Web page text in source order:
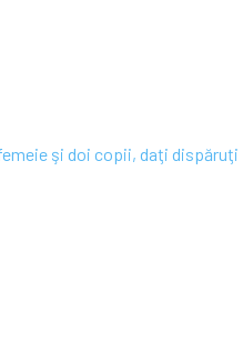
şi doi copii, daţi dispăruţi